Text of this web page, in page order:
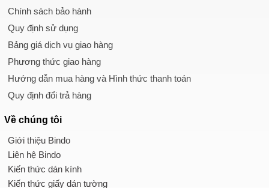
Chính sách bảo hành
Quy định sử dụng
Bảng giá dịch vụ giao hàng
Phương thức giao hàng
Hướng dẫn mua hàng và Hình thức thanh toán
Quy định đổi trả hàng
Về chúng tôi
Giới thiệu Bindo
Liên hệ Bindo
Kiến thức dán kính
Kiến thức giấy dán tường